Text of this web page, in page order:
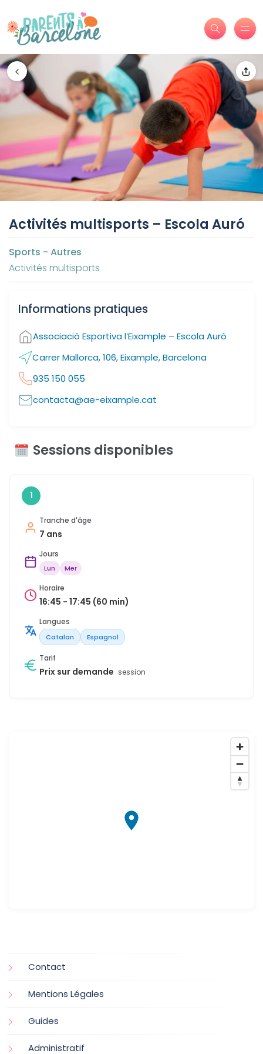
Activités multisports – Escola Auró
Sports - Autres
Activités multisports
Informations pratiques
Associació Esportiva l’Eixample – Escola Auró
Carrer Mallorca, 106, Eixample, Barcelona
935 150 055
contacta@ae-eixample.cat
Sessions disponibles
1
Tranche d'âge
7 ans
Jours
Lun Mer
Horaire
16:45 - 17:45 (60 min)
Langues
Catalan Espagnol
Tarif
Prix sur demande session
Contact
Mentions Légales
Guides
Administratif